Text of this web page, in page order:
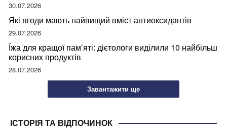
30.07.2026
Які ягоди мають найвищий вміст антиоксидантів
29.07.2026
Їжа для кращої пам’яті: дієтологи виділили 10 найбільш
корисних продуктів
28.07.2026
Завантажити ще
ІСТОРІЯ ТА ВІДПОЧИНОК